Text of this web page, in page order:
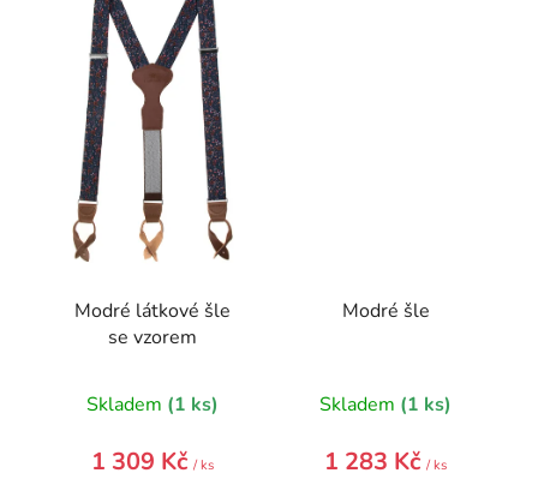
Modré látkové šle
se vzorem
Skladem (1 ks)
1 309 Kč / ks
Modré šle
Skladem (1 ks)
1 283 Kč / ks